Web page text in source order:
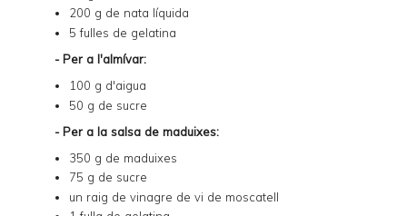
200 g de nata líquida
5 fulles de gelatina
- Per a l'almívar:
100 g d'aigua
50 g de sucre
- Per a la salsa de maduixes:
350 g de maduixes
75 g de sucre
un raig de vinagre de vi de moscatell